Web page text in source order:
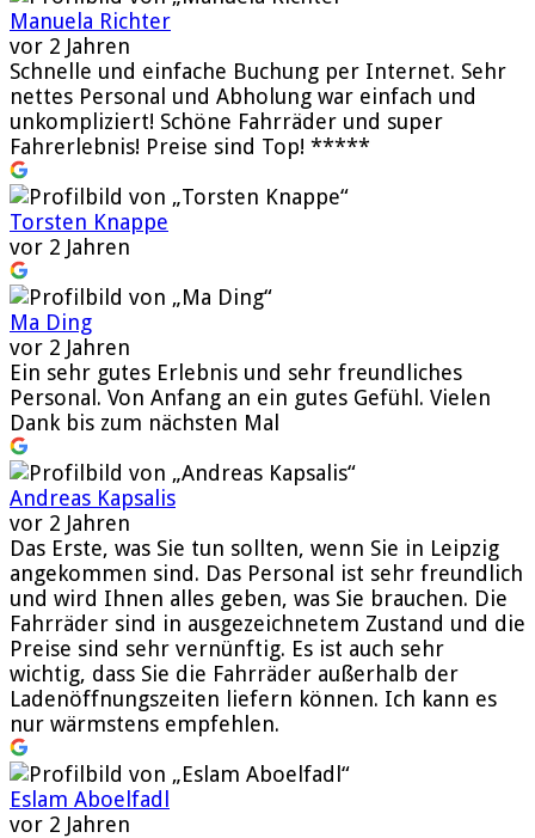
Manuela Richter
vor 2 Jahren
Schnelle und einfache Buchung per Internet. Sehr
nettes Personal und Abholung war einfach und
unkompliziert! Schöne Fahrräder und super
Fahrerlebnis! Preise sind Top! *****
Torsten Knappe
vor 2 Jahren
Ma Ding
vor 2 Jahren
Ein sehr gutes Erlebnis und sehr freundliches
Personal. Von Anfang an ein gutes Gefühl. Vielen
Dank bis zum nächsten Mal
Andreas Kapsalis
vor 2 Jahren
Das Erste, was Sie tun sollten, wenn Sie in Leipzig
angekommen sind. Das Personal ist sehr freundlich
und wird Ihnen alles geben, was Sie brauchen. Die
Fahrräder sind in ausgezeichnetem Zustand und die
Preise sind sehr vernünftig. Es ist auch sehr
wichtig, dass Sie die Fahrräder außerhalb der
Ladenöffnungszeiten liefern können. Ich kann es
nur wärmstens empfehlen.
Eslam Aboelfadl
vor 2 Jahren